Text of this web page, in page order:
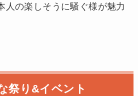
人の楽しそうに騒ぐ様が魅力
祭り&イベント